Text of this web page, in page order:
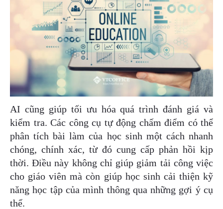
AI cũng giúp tối ưu hóa quá trình đánh giá và
kiểm tra. Các công cụ tự động chấm điểm có thể
phân tích bài làm của học sinh một cách nhanh
chóng, chính xác, từ đó cung cấp phản hồi kịp
thời. Điều này không chỉ giúp giảm tải công việc
cho giáo viên mà còn giúp học sinh cải thiện kỹ
năng học tập của mình thông qua những gợi ý cụ
thể.